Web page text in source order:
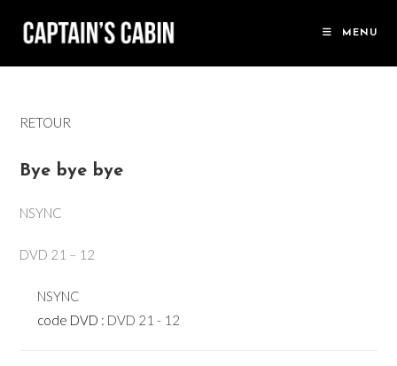
MENU
RETOUR
Bye bye bye
NSYNC
DVD 21 – 12
NSYNC
code DVD : DVD 21 - 12